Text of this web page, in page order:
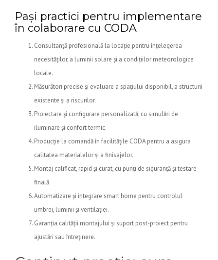
Pași practici pentru implementare
în colaborare cu CODA
Consultanță profesională la locație pentru înțelegerea
necesităților, a luminii solare și a condițiilor meteorologice
locale.
Măsurători precise și evaluare a spațiului disponibil, a structurii
existente și a riscurilor.
Proiectare și configurare personalizată, cu simulări de
iluminare și confort termic.
Producție la comandă în facilitățile CODA pentru a asigura
calitatea materialelor și a finisajelor.
Montaj calificat, rapid și curat, cu punți de siguranță și testare
finală.
Automatizare și integrare smart home pentru controlul
umbrei, luminii și ventilației.
Garanția calității montajului și suport post-proiect pentru
ajustări sau întreținere.